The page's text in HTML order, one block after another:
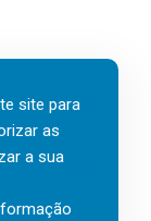
os fins-de-
mais
2026
site para
as
a sua